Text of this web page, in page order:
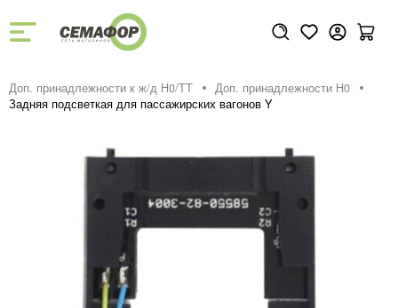
Доп. принадлежности к ж/д H0/ТТ
Доп. принадлежности H0
Задняя подсветкая для пассажирских вагонов Y